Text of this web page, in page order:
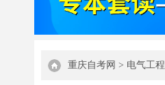
重庆自考网 > 电气工